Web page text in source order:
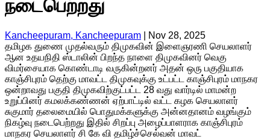
நடைபெற்றது
Kancheepuram, Kancheepuram
Nov 28, 2025
தமிழக துணை முதல்வரும் திமுகவின் இளைஞரணி செயலாளர்
ஆன உதயநிதி ஸ்டாலின் பிறந்த நாளை திமுகவினர் வெகு
விமர்சையாக கொண்டாடி வருகின்றனர் அதன் ஒரு பகுதியாக
காஞ்சிபுரம் தெற்கு மாவட்ட திமுகவுக்கு உட்பட்ட காஞ்சிபுரம் மாநகர
ஒன்றாவது பகுதி திமுகவிற்குட்பட்ட 28 வது வார்டில் மாமன்ற
உறுப்பினர் கமலக்கண்ணன் ஏற்பாட்டில் வட்ட கழக செயலாளர்
சுகுமார் தலைமையில் பொதுமக்களுக்கு அன்னதானம் வழங்கும்
நிகழ்வு நடைபெற்றது இதில் சிறப்பு அழைப்பாளராக காஞ்சிபுரம்
மாநகர செயலாளர் சி கே வி தமிழ்ச்செல்வன் மாவட்